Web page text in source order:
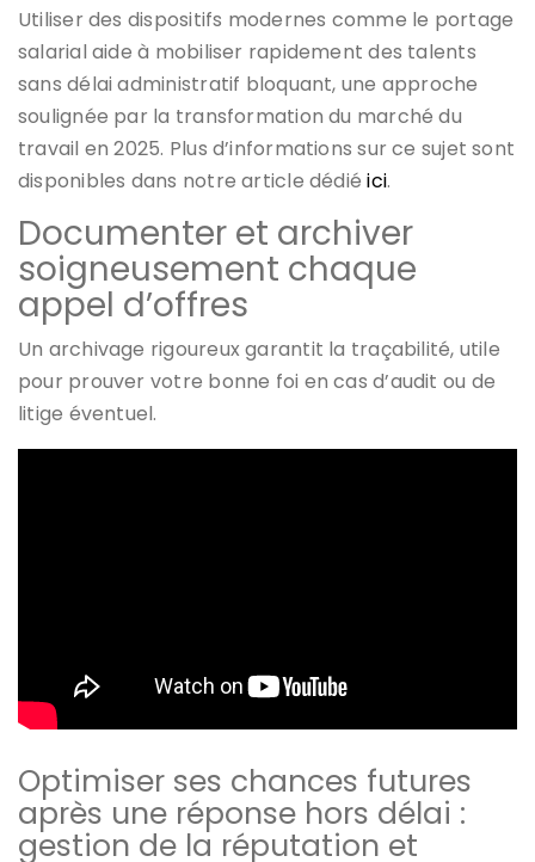
Utiliser des dispositifs modernes comme le portage
salarial aide à mobiliser rapidement des talents
sans délai administratif bloquant, une approche
soulignée par la transformation du marché du
travail en 2025. Plus d’informations sur ce sujet sont
disponibles dans notre article dédiéici.
Documenter et archiver
soigneusement chaque
appel d’offres
Un archivage rigoureux garantit la traçabilité, utile
pour prouver votre bonne foi en cas d’audit ou de
litige éventuel.
Optimiser ses chances futures
après une réponse hors délai :
gestion de la réputation et